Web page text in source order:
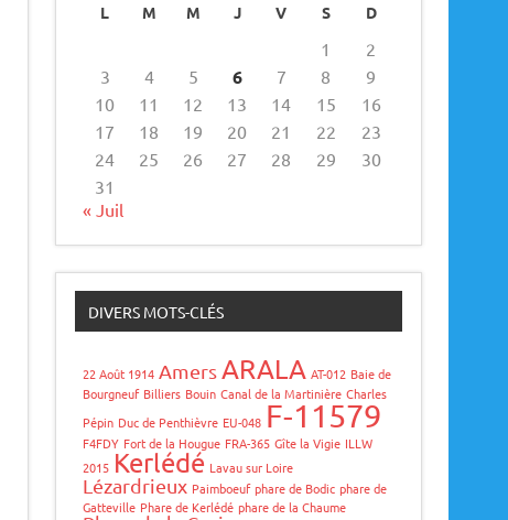
L M M J V S D
1
2
3
4 5 6 7 8
9
10
11 12 13 14 15
16
17
18 19 20 21 22
23
24
25 26 27 28 29
30
31
« Juil
DIVERS MOTS-CLÉS
22 Août 1914 Amers ARALA AT-012 Baie de
Bourgneuf Billiers Bouin Canal de la Martinière Charles
Pépin Duc de Penthièvre EU-048 F-11579
F4FDY Fort de la Hougue FRA-365 Gîte la Vigie ILLW
2015 Kerlédé Lavau sur Loire
Lézardrieux Paimboeuf phare de Bodic phare de
Gatteville Phare de Kerlédé phare de la Chaume